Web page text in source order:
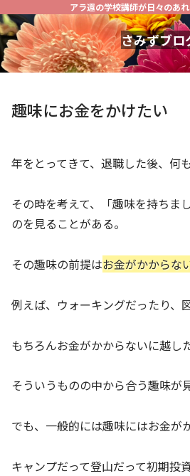
アラ還の学校講師が日々のあ
さみずブロ
趣味にお金をかけたい
年をとってきて、退職した後、何
その時を考えて、「趣味を持ちま
のを見ることがある。
その趣味の前提はお金がかからな
例えば、ウォーキングだったり、
もちろんお金がかからないに越し
そういうものの中から合う趣味が
でも、一般的には趣味にはお金が
キャンプだって登山だって初期投